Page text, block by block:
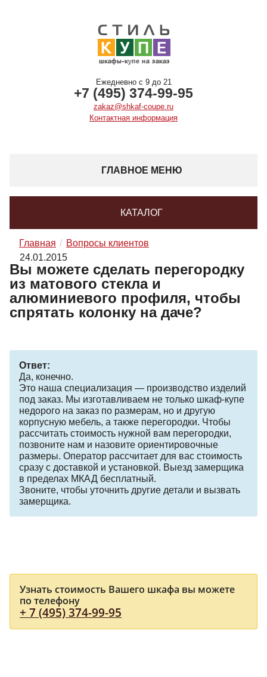
Ежедневно с 9 до 21
+7 (495) 374-99-95
zakaz@shkaf-coupe.ru
Контактная информация
ГЛАВНОЕ МЕНЮ
КАТАЛОГ
Главная
Вопросы клиентов
24.01.2015
Вы можете сделать перегородку
из матового стекла и
алюминиевого профиля, чтобы
спрятать колонку на даче?
Ответ:
Да, конечно.
Это наша специализация — производство изделий
под заказ. Мы изготавливаем не только шкаф-купе
недорого на заказ по размерам, но и другую
корпусную мебель, а также перегородки. Чтобы
рассчитать стоимость нужной вам перегородки,
позвоните нам и назовите ориентировочные
размеры. Оператор рассчитает для вас стоимость
сразу с доставкой и установкой. Выезд замерщика
в пределах МКАД бесплатный.
Звоните, чтобы уточнить другие детали и вызвать
замерщика.
Узнать стоимость Вашего шкафа вы можете
по телефону
+ 7 (495) 374-99-95